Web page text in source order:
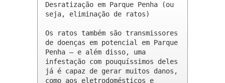
Desratização em Parque Penha (ou
seja, eliminação de ratos)
Os ratos também são transmissores
de doenças em potencial em Parque
Penha – e além disso, uma
infestação com pouquíssimos deles
já é capaz de gerar muitos danos,
como aos eletrodomésticos e